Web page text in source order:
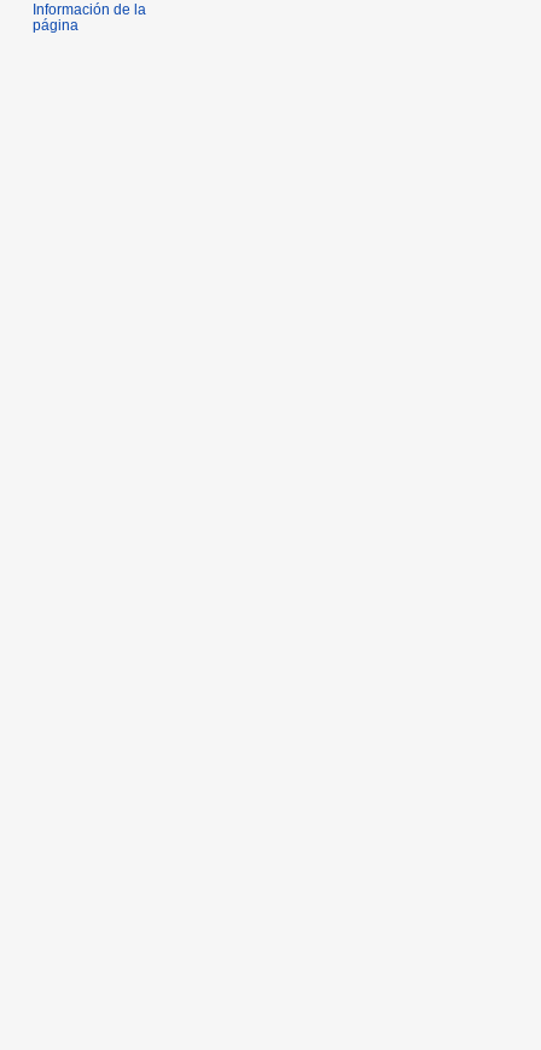
Información de la
página